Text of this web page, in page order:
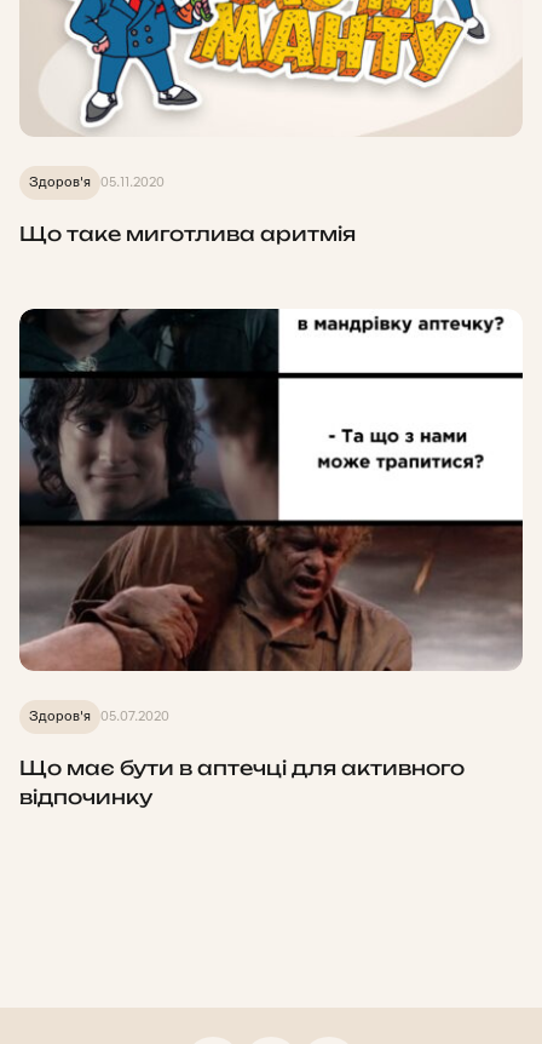
Здоров'я 05.11.2020
Що таке миготлива аритмія
Здоров'я 05.07.2020
Що має бути в аптечці для активного
відпочинку